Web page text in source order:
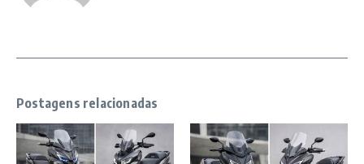
Postagens relacionadas